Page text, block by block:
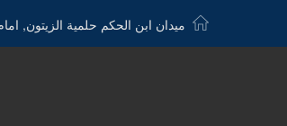
ميدان ابن الحكم حلمية الزيتون,